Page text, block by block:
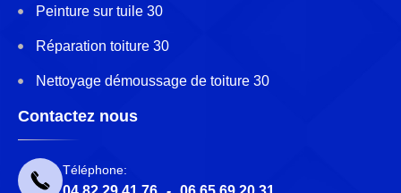
Peinture sur tuile 30
Réparation toiture 30
Nettoyage démoussage de toiture 30
Contactez nous
Téléphone: